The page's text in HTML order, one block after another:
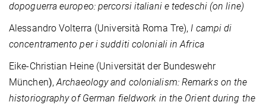
dopoguerra europeo: percorsi italiani e tedeschi(on line)
Alessandro Volterra (Università Roma Tre),I campi di
concentramento per i sudditi coloniali in Africa
Eike-Christian Heine (Universität der Bundeswehr
München),Archaeology and colonialism: Remarks on the
historiography of German fieldwork in the Orient during the